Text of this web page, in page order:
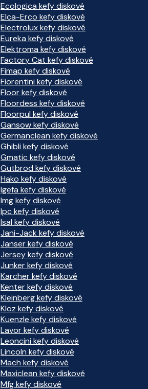
Ecologica kefy diskové
Elca-Erco kefy diskové
Electrolux kefy diskové
Eureka kefy diskové
Elektroma kefy diskové
Factory Cat kefy diskové
Fimap kefy diskové
Fiorentini kefy diskové
Floor kefy diskové
Floordess kefy diskové
Floorpul kefy diskové
Gansow kefy diskové
Germanclean kefy diskové
Ghibli kefy diskové
Gmatic kefy diskové
Gutbrod kefy diskové
Hako kefy diskové
Igefa kefy diskové
Img kefy diskové
Ipc kefy diskové
Isal kefy diskové
Jani-Jack kefy diskové
Janser kefy diskové
Jersey kefy diskové
Junker kefy diskové
Karcher kefy diskové
Kenter kefy diskové
Kleinberg kefy diskové
Kloz kefy diskové
Kuenzle kefy diskové
Lavor kefy diskové
Leoncini kefy diskové
Lincoln kefy diskové
Mach kefy diskové
Maxiclean kefy diskové
Mfg kefy diskové